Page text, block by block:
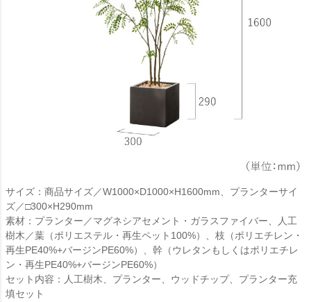
サイズ：商品サイズ／W1000×D1000×H1600mm、プランターサイ
ズ／□300×H290mm
素材：プランター／マグネシアセメント・ガラスファイバー、人工
樹木／葉（ポリエステル・再生ペット100%）、枝（ポリエチレン・
再生PE40%+バージンPE60%）、幹（ウレタンもしくはポリエチレ
ン・再生PE40%+バージンPE60%）
セット内容：人工樹木、プランター、ウッドチップ、プランター充
填セット